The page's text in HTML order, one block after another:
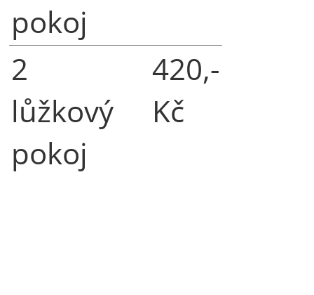
pokoj
2
lůžkový
pokoj
420,-
Kč